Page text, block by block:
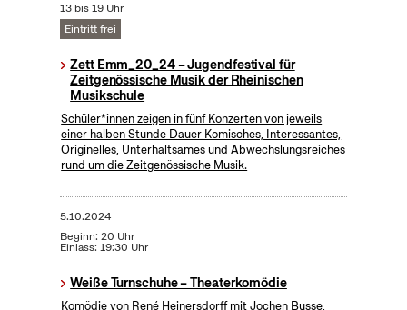
13 bis 19 Uhr
Eintritt frei
Zett Emm_20_24 – Jugendfestival für
Zeitgenössische Musik der Rheinischen
Musikschule
Schüler*innen zeigen in fünf Konzerten von jeweils
einer halben Stunde Dauer Komisches, Interessantes,
Originelles, Unterhaltsames und Abwechslungsreiches
rund um die Zeitgenössische Musik.
5.10.2024
Beginn: 20 Uhr
Einlass: 19:30 Uhr
Weiße Turnschuhe – Theaterkomödie
Komödie von René Heinersdorff mit Jochen Busse,